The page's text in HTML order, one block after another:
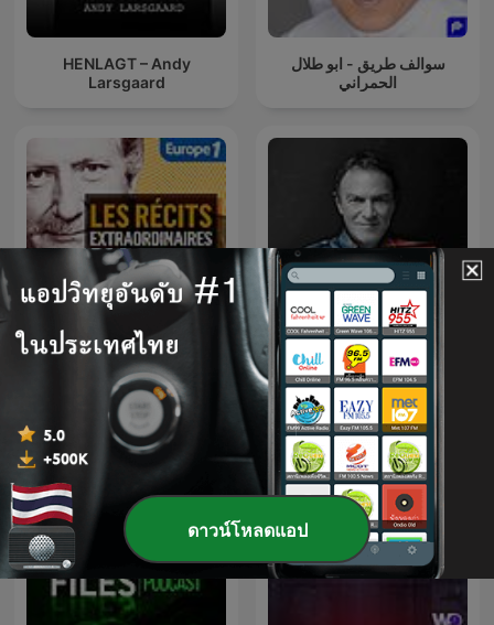
HENLAGT – Andy
Larsgaard
سوالف طريق - ابو طلال
الحمراني
Les Récits extraordinaires
de Pierre Bellemare
Hondelatte Raconte - Cote
B
ดาวน์โหลดแอป